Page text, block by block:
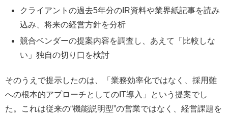
クライアントの過去5年分のIR資料や業界紙記事を読み
込み、将来の経営方針を分析
競合ベンダーの提案内容を調査し、あえて「比較しな
い」独自の切り口を検討
そのうえで提示したのは、「業務効率化ではなく、採用難
への根本的アプローチとしてのIT導入」という提案でし
た。これは従来の“機能説明型”の営業ではなく、経営課題を